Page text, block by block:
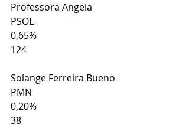
Professora Angela
PSOL
0,65%
124
Solange Ferreira Bueno
PMN
0,20%
38